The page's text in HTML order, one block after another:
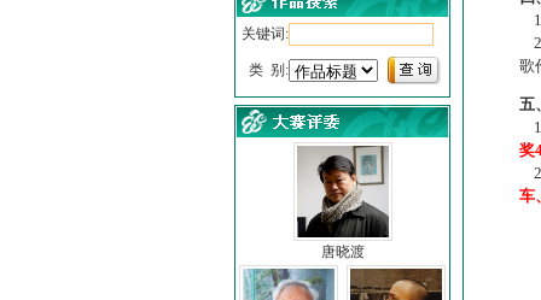
关键词:
类 别:
唐晓渡
1
2
歌
五
1
奖
2
车